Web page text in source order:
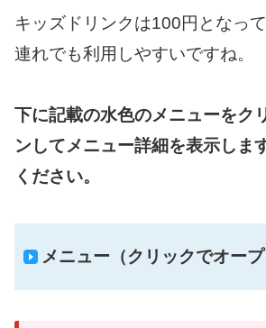
キッズドリンクは100円となっ
連れでも利用しやすいですね。
下に記載の水色のメニューをク
ンしてメニュー詳細を表示しま
ください。
メニュー（クリックでオープ